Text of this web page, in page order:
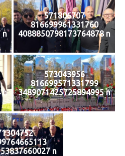
n
571806707
816699961331760
4088850798173764878 n
n
573043956
816699571331799
3489071425725894995 n
n